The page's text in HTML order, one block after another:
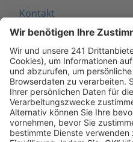
Kontakt
Seitenaufbau
Barrierefreiheit
Cookie Einstellungen
Rechtliches
AGB-Übersicht